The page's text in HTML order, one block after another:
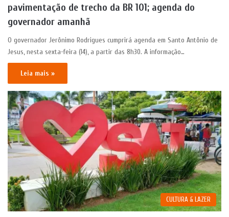
pavimentação de trecho da BR 101; agenda do
governador amanhã
O governador Jerônimo Rodrigues cumprirá agenda em Santo Antônio de
Jesus, nesta sexta-feira (14), a partir das 8h30. A informação…
Leia mais »
CULTURA & LAZER